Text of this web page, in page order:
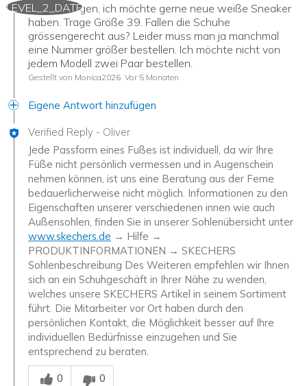
LEVEL_2_DATE
Guten Morgen, ich möchte gerne neue weiße Sneaker
haben. Trage Größe 39. Fallen die Schuhe
grössengerecht aus? Leider muss man ja manchmal
eine Nummer größer bestellen. Ich möchte nicht von
jedem Modell zwei Paar bestellen.
Gestellt von Monica2026 Vor 5 Monaten
Eigene Antwort hinzufügen
Verified Reply - Oliver
Jede Passform eines Fußes ist individuell, da wir Ihre
Füße nicht persönlich vermessen und in Augenschein
nehmen können, ist uns eine Beratung aus der Ferne
bedauerlicherweise nicht möglich. Informationen zu den
Eigenschaften unserer verschiedenen innen wie auch
Außensohlen, finden Sie in unserer Sohlenübersicht unter
www.skechers.de → Hilfe →
PRODUKTINFORMATIONEN → SKECHERS
Sohlenbeschreibung Des Weiteren empfehlen wir Ihnen
sich an ein Schuhgeschäft in Ihrer Nähe zu wenden,
welches unsere SKECHERS Artikel in seinem Sortiment
führt. Die Mitarbeiter vor Ort haben durch den
persönlichen Kontakt, die Möglichkeit besser auf Ihre
individuellen Bedürfnisse einzugehen und Sie
entsprechend zu beraten.
Mitarbeiter-Gutachter
0
0